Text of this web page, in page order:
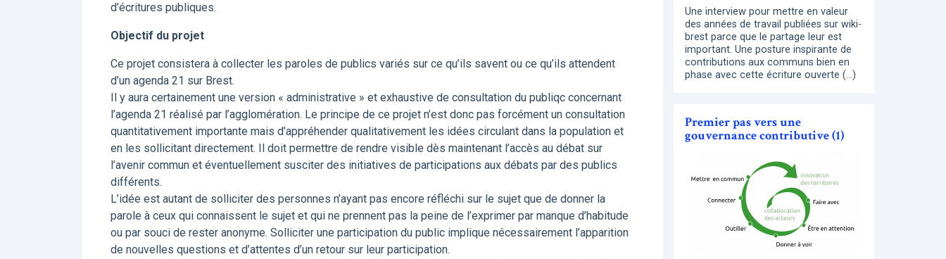
d’écritures publiques.
Objectif du projet
Ce projet consistera à collecter les paroles de publics variés sur ce qu’ils savent ou ce qu’ils attendent
d’un agenda 21 sur Brest.
Il y aura certainement une version « administrative » et exhaustive de consultation du publiqc concernant
l’agenda 21 réalisé par l’agglomération. Le principe de ce projet n’est donc pas forcément un consultation
quantitativement importante mais d’appréhender qualitativement les idées circulant dans la population et
en les sollicitant directement. Il doit permettre de rendre visible dès maintenant l’accès au débat sur
l’avenir commun et éventuellement susciter des initiatives de participations aux débats par des publics
différents.
L’idée est autant de solliciter des personnes n’ayant pas encore réfléchi sur le sujet que de donner la
parole à ceux qui connaissent le sujet et qui ne prennent pas la peine de l’exprimer par manque d’habitude
ou par souci de rester anonyme. Solliciter une participation du public implique nécessairement l’apparition
de nouvelles questions et d’attentes d’un retour sur leur participation.
Une interview pour mettre en valeur
des années de travail publiées sur wiki-
brest parce que le partage leur est
important. Une posture inspirante de
contributions aux communs bien en
phase avec cette écriture ouverte (…)
Premier pas vers une
gouvernance contributive (1)